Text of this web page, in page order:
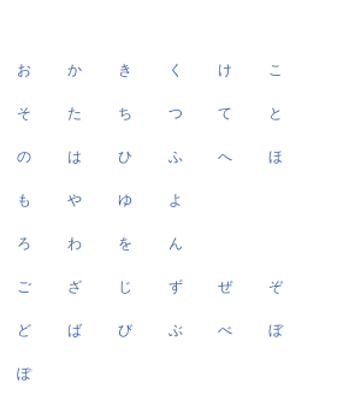
お か き く け こ
そ た ち つ て と
の は ひ ふ へ ほ
も や ゆ よ
ろ わ を ん
ご ざ じ ず ぜ ぞ
ど ば び ぶ べ ぼ
ぽ